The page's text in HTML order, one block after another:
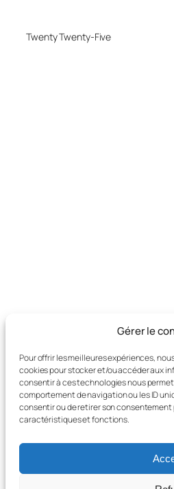
Gérer le
Pour offrir les meilleures expériences,
cookies pour stocker et/ou accéder aux
consentir à ces technologies nous
comportement de navigation ou les ID
consentir ou de retirer son
caractéristiques et fonctions.
Twenty Twenty-Five